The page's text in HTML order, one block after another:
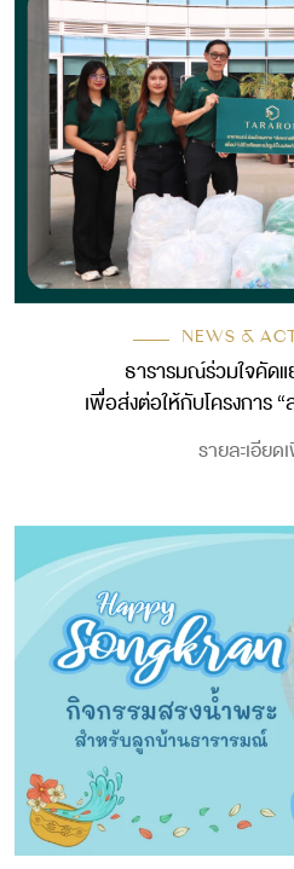
NEWS &
ธารารมณ์ร่วมใจคัด
เพื่อส่งต่อให้กับโครงการ
รายละเอียด